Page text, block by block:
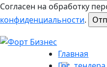
Согласен на обработку
конфиденциальности.
Главная